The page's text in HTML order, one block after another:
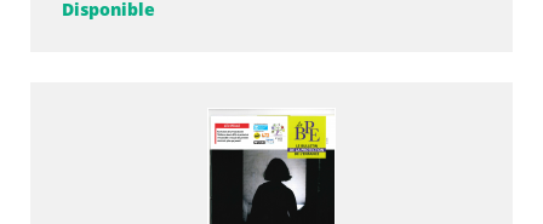
Disponible